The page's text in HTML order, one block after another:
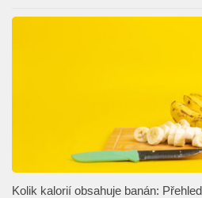
Kolik kalorií obsahuje banán: